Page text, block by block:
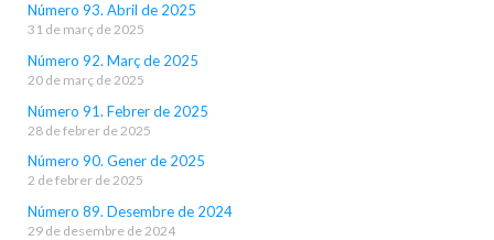
Número 93. Abril de 2025
31 de març de 2025
Número 92. Març de 2025
20 de març de 2025
Número 91. Febrer de 2025
28 de febrer de 2025
Número 90. Gener de 2025
2 de febrer de 2025
Número 89. Desembre de 2024
29 de desembre de 2024